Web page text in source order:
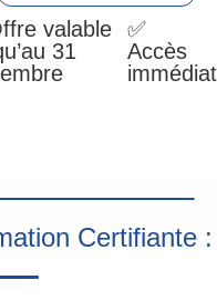
valable
31
✅
Accès
immédiat
Certifiante :